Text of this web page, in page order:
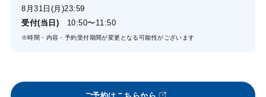
8月31日(月)23:59
受付(当日) 10:50〜11:50
※時間・内容・予約受付期間が変更となる可能性がございます